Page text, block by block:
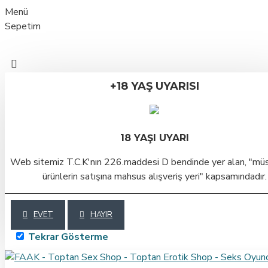
Menü
Sepetim
+18 YAŞ UYARISI
18 YAŞI UYARI
Web sitemiz T.C.K'nın 226.maddesi D bendinde yer alan,
ürünlerin satışına mahsus alışveriş yeri" kapsamındadır.
EVET HAYIR
Tekrar Gösterme